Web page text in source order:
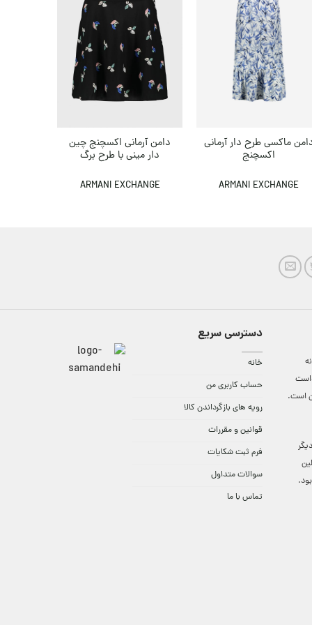
ماکسی طرح دار آرمانی
اکسچنج
ARMANI EXCHANGE
دامن آرمانی اکسچنج چین
دار مینی با طرح برگ
ARMANI EXCHANGE
است.
الی 18 و در دیگر
دسترسی سریع
خانه
حساب کاربری من
رویه های بازگرداندن کالا
قوانین و مقررات
فرم ثبت شکایات
سوالات متداول
تماس با ما